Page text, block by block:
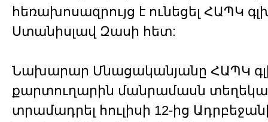
հեռախոսազրույց է ունեցել ՀԱՊԿ
Ստանիսլավ Զասի հետ:
Նախարար Մնացականյանը ՀԱՊԿ
քարտուղարին մանրամասն
տրամադրել հուլիսի 12-ից